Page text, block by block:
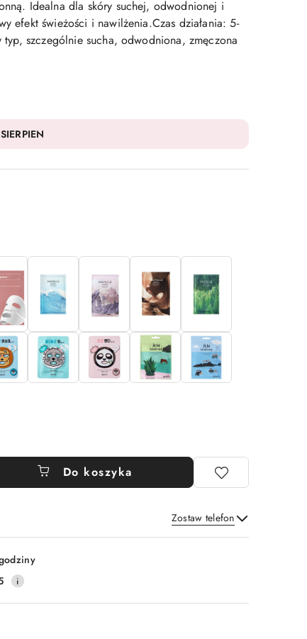
Idealna dla skóry suchej, odwodnionej i
efekt świeżości i nawilżenia.Czas działania: 5-
szczególnie sucha, odwodniona, zmęczona
SIERPIEN
Do koszyka
Zostaw telefon
Wyślij